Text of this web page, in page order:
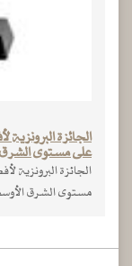
الجائزة
على مستوى
الجائزة
مستوى الشرق الأوسط لعام ٢٠١٧م، مقدمة من